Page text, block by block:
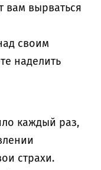
вырваться
своим
наделить
каждый раз,
страхи.